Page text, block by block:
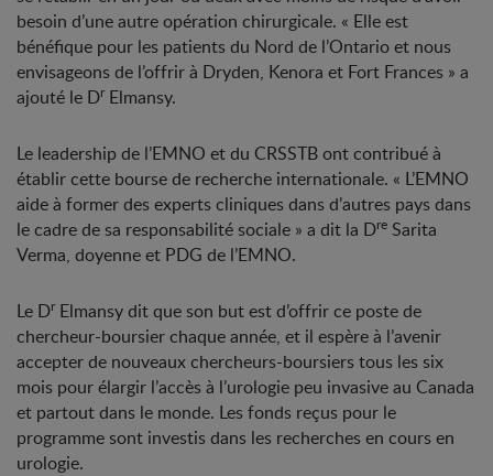
besoin d’une autre opération chirurgicale. « Elle est
bénéfique pour les patients du Nord de l’Ontario et nous
envisageons de l’offrir à Dryden, Kenora et Fort Frances » a
ajouté le DrElmansy.
Le leadership de l’EMNO et du CRSSTB ont contribué à
établir cette bourse de recherche internationale. « L’EMNO
aide à former des experts cliniques dans d’autres pays dans
le cadre de sa responsabilité sociale » a dit la Dre Sarita
Verma, doyenne et PDG de l’EMNO.
Le DrElmansy dit que son but est d’offrir ce poste de
chercheur-boursier chaque année, et il espère à l’avenir
accepter de nouveaux chercheurs-boursiers tous les six
mois pour élargir l’accès à l’urologie peu invasive au Canada
et partout dans le monde. Les fonds reçus pour le
programme sont investis dans les recherches en cours en
urologie.